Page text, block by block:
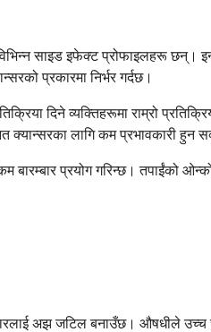
साइड इफेक्ट प्रोफाइलहरू छन्।
प्रकारमा निर्भर गर्दछ।
दिने व्यक्तिहरूमा राम्रो
क्यान्सरका लागि कम प्रभावकारी हुन
प्रयोग गरिन्छ। तपाईंको
अझ जटिल बनाउँछ। औषधीले उच्च